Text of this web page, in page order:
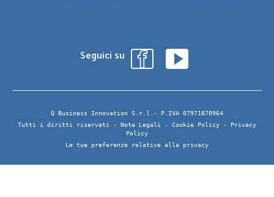
Seguici su
Q Business Innovation S.r.l.- P.IVA 07971870964
Tutti i diritti riservati - Note Legali - Cookie Policy -
Privacy
Policy
Le tue preferenze relative alla privacy